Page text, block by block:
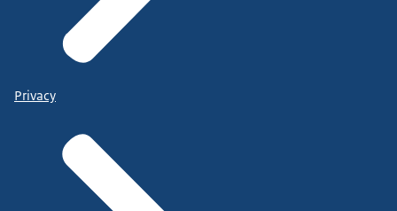
Privacy